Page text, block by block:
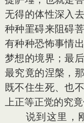
无得的体性深入
种种罣碍来阻碍
有种种恐怖事情
梦想的境界；最
最究竟的涅槃，
既不住生死、也
上正等正觉的究竟
说到这里，刚